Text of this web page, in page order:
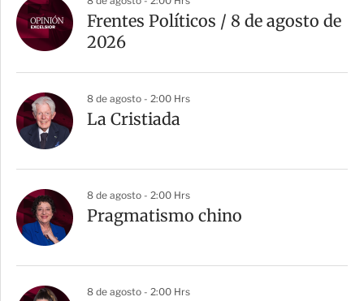
r
t
Frentes Políticos / 8 de agosto de
2026
8 de agosto - 2:00 Hrs
La Cristiada
8 de agosto - 2:00 Hrs
Pragmatismo chino
8 de agosto - 2:00 Hrs